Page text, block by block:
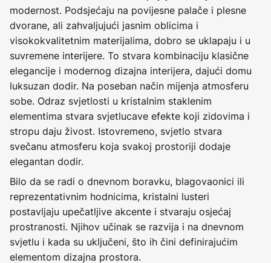
modernost. Podsjećaju na povijesne palače i plesne
dvorane, ali zahvaljujući jasnim oblicima i
visokokvalitetnim materijalima, dobro se uklapaju i u
suvremene interijere. To stvara kombinaciju klasične
elegancije i modernog dizajna interijera, dajući domu
luksuzan dodir. Na poseban način mijenja atmosferu
sobe. Odraz svjetlosti u kristalnim staklenim
elementima stvara svjetlucave efekte koji zidovima i
stropu daju živost. Istovremeno, svjetlo stvara
svečanu atmosferu koja svakoj prostoriji dodaje
elegantan dodir.
Bilo da se radi o dnevnom boravku, blagovaonici ili
reprezentativnim hodnicima, kristalni lusteri
postavljaju upečatljive akcente i stvaraju osjećaj
prostranosti. Njihov učinak se razvija i na dnevnom
svjetlu i kada su uključeni, što ih čini definirajućim
elementom dizajna prostora.